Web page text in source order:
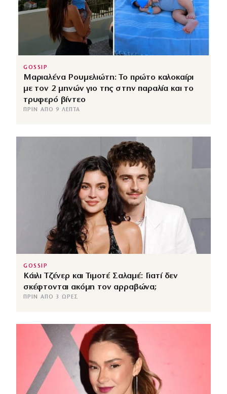
GOSSIP
Μαριαλένα Ρουμελιώτη: Το πρώτο καλοκαίρι
με τον 2 μηνών γιο της στην παραλία και το
τρυφερό βίντεο
ΠΡΙΝ ΑΠΌ 9 ΛΕΠΤΆ
GOSSIP
Κάιλι Τζένερ και Τιμοτέ Σαλαμέ: Γιατί δεν
σκέφτονται ακόμη τον αρραβώνα;
ΠΡΙΝ ΑΠΌ 3 ΏΡΕΣ